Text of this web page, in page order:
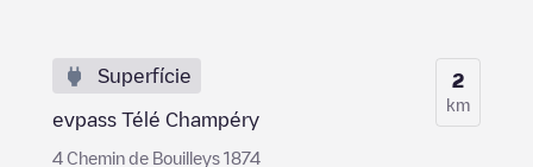
Superfície
evpass Télé Champéry
4 Chemin de Bouilleys 1874
2
km